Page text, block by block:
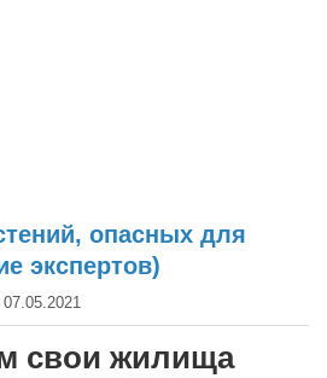
опасных для
экспертов)
07.05.2021
свои жилища